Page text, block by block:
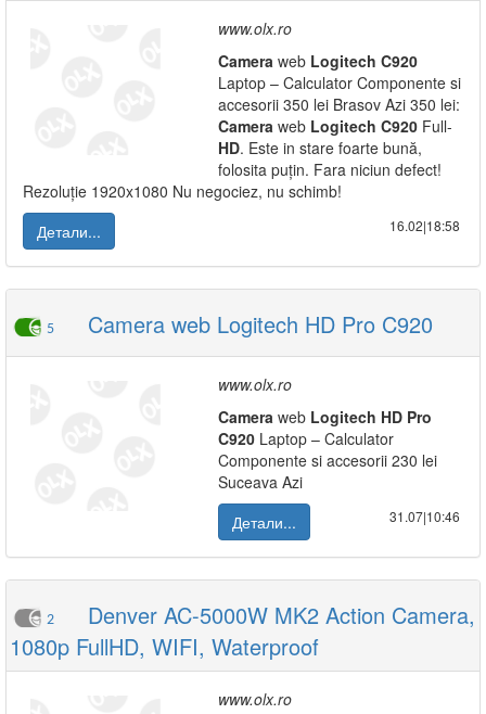
www.olx.ro
Camera web Logitech C920
Laptop – Calculator Componente si
accesorii 350 lei Brasov Azi 350 lei:
Camera web Logitech C920 Full-
HD. Este in stare foarte bună,
folosita puțin. Fara niciun defect!
Rezoluție 1920x1080 Nu negociez, nu schimb!
Детали...
16.02|18:58
5 Camera web Logitech HD Pro C920
www.olx.ro
Camera web Logitech HD Pro
C920 Laptop – Calculator
Componente si accesorii 230 lei
Suceava Azi
Детали...
31.07|10:46
2
Denver AC-5000W MK2 Action Camera,
1080p FullHD, WIFI, Waterproof
www.olx.ro